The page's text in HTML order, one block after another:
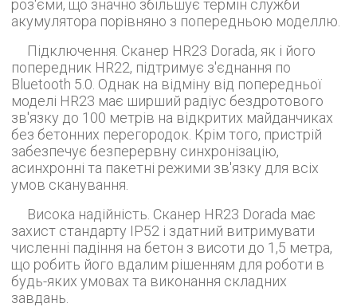
роз'єми, що значно збільшує термін служби
акумулятора порівняно з попередньою моделлю.
Підключення. Сканер HR23 Dorada, як і його
попередник HR22, підтримує з'єднання по
Bluetooth 5.0. Однак на відміну від попередньої
моделі HR23 має ширший радіус бездротового
зв'язку до 100 метрів на відкритих майданчиках
без бетонних перегородок. Крім того, пристрій
забезпечує безперервну синхронізацію,
асинхронні та пакетні режими зв'язку для всіх
умов сканування.
Висока надійність. Сканер HR23 Dorada має
захист стандарту IP52 і здатний витримувати
численні падіння на бетон з висоти до 1,5 метра,
що робить його вдалим рішенням для роботи в
будь-яких умовах та виконання складних
завдань.